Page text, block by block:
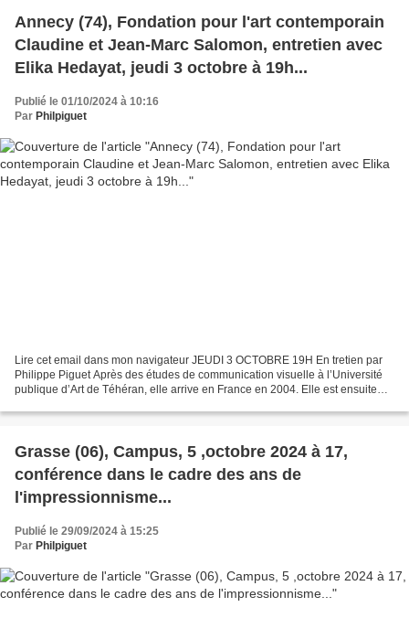
Annecy (74), Fondation pour l'art contemporain
Claudine et Jean-Marc Salomon, entretien avec
Elika Hedayat, jeudi 3 octobre à 19h...
Publié le 01/10/2024 à 10:16
Par Philpiguet
Lire cet email dans mon navigateur JEUDI 3 OCTOBRE 19H En tretien par
Philippe Piguet Après des études de communication visuelle à l’Université
publique d’Art de Téhéran, elle arrive en France en 2004. Elle est ensuite
Grasse (06), Campus, 5 ,octobre 2024 à 17,
conférence dans le cadre des ans de
l'impressionnisme...
Publié le 29/09/2024 à 15:25
Par Philpiguet